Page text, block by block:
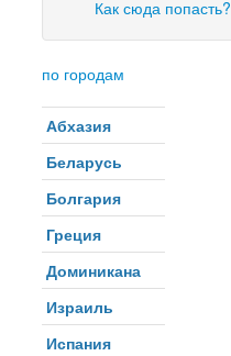
Как сюда попасть?
по городам
Абхазия
Беларусь
Болгария
Греция
Доминикана
Израиль
Испания